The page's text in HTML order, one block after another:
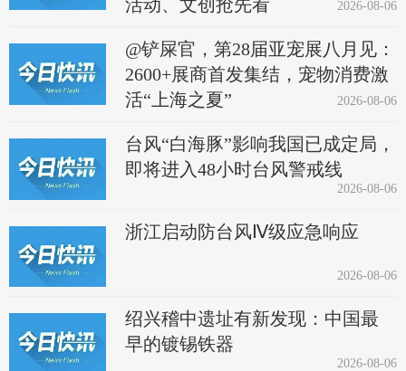
活动、文创抢先看
2026-08-06
@铲屎官，第28届亚宠展八月见：
2600+展商首发集结，宠物消费激
活“上海之夏”
2026-08-06
台风“白海豚”影响我国已成定局，
即将进入48小时台风警戒线
2026-08-06
浙江启动防台风Ⅳ级应急响应
2026-08-06
绍兴稽中遗址有新发现：中国最
早的镀锡铁器
2026-08-06